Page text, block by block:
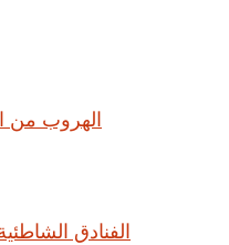
الهروب من
الفنادق